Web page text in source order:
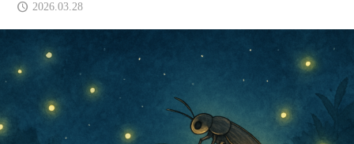
2026.03.28